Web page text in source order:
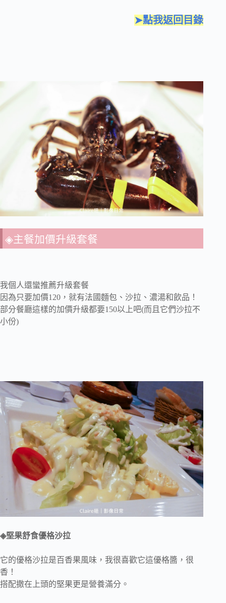
➤點我返回目錄
◈主餐加價升級套餐
我個人還蠻推薦升級套餐
因為只要加價120，就有法國麵包、沙拉、濃湯和飲品！
部分餐廳這樣的加價升級都要150以上吧(而且它們沙拉不
小份)
◈堅果舒食優格沙拉
它的優格沙拉是百香果風味，我很喜歡它這優格醬，很
香！
搭配撒在上頭的堅果更是營養滿分。